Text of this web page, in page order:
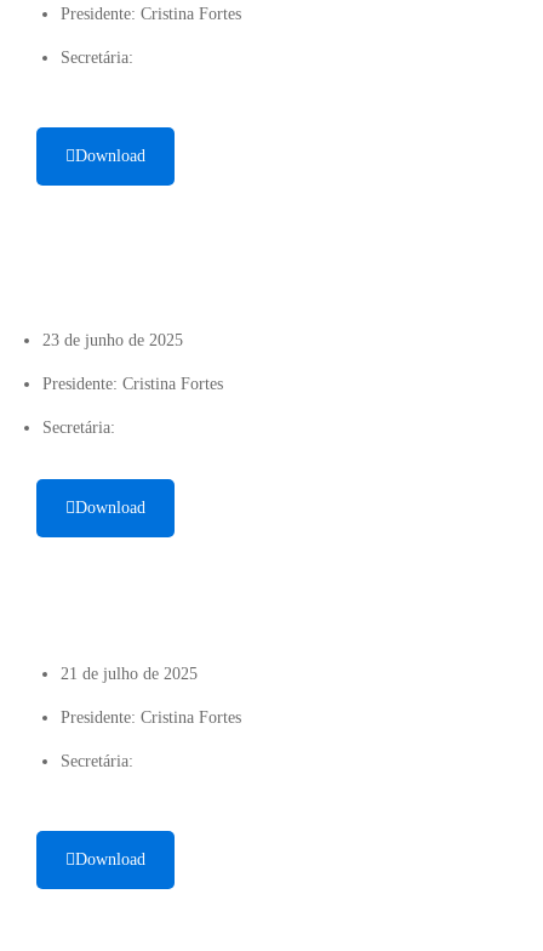
Presidente: Cristina Fortes
Secretária:
Download
23 de junho de 2025
Presidente: Cristina Fortes
Secretária:
Download
21 de julho de 2025
Presidente: Cristina Fortes
Secretária:
Download